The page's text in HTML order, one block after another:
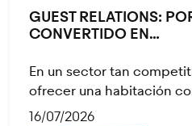
GUEST RELATIONS:
CONVERTIDO EN…
En un sector tan
ofrecer una habitación
16/07/2026